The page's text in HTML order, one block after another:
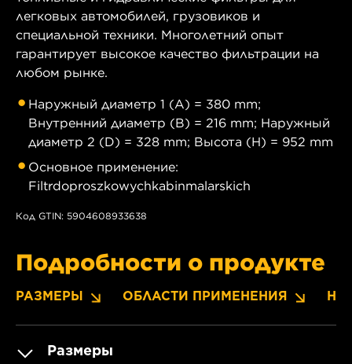
легковых автомобилей, грузовиков и
специальной техники. Многолетний опыт
гарантирует высокое качество фильтрации на
любом рынке.
Наружный диаметр 1 (A) = 380 mm;
Внутренний диаметр (B) = 216 mm; Наружный
диаметр 2 (D) = 328 mm; Высота (H) = 952 mm
Основное применение:
Filtrdoproszkowychkabinmalarskich
Код GTIN: 5904608933638
Подробности о продукте
РАЗМЕРЫ ОБЛАСТИ ПРИМЕНЕНИЯ
Размеры